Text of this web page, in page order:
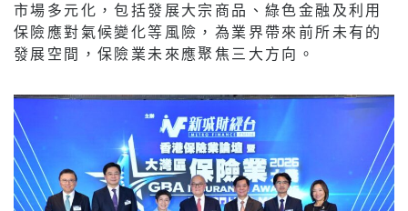
市場多元化，包括發展大宗商品、綠色金融及利用
保險應對氣候變化等風險，為業界帶來前所未有的
發展空間，保險業未來應聚焦三大方向。